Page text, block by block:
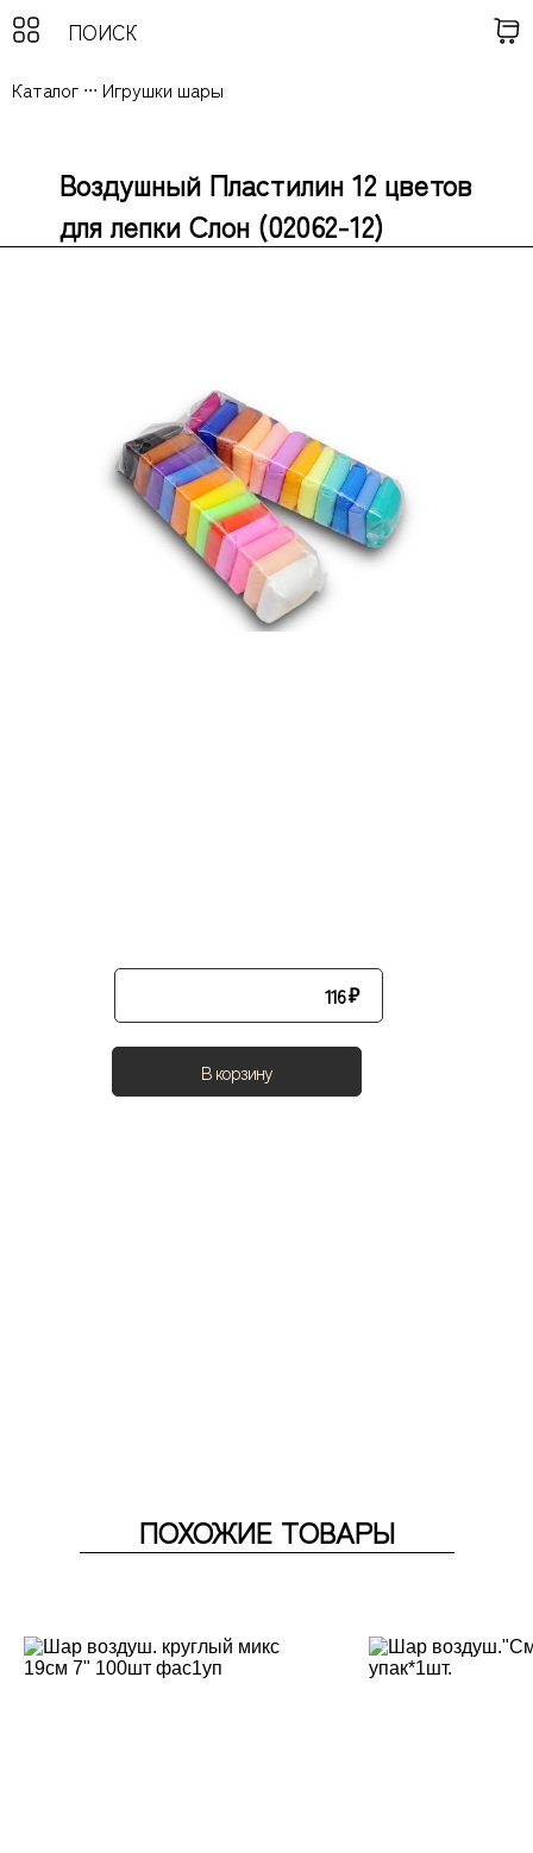
Каталог ... Игрушки шары
Воздушный Пластилин 12 цветов
для лепки Слон (02062-12)
116₽
В корзину
ПОХОЖИЕ ТОВАРЫ